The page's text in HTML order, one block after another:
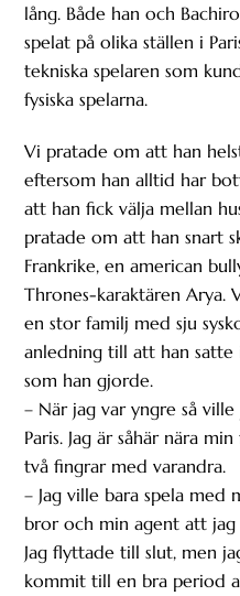
lång. Både han och
spelat på olika ställen i
tekniska spelaren som
fysiska spelarna.
Vi pratade om att han
eftersom han alltid har
att han fick välja mellan
pratade om att han snart
Frankrike, en american
Thrones-karaktären Arya.
en stor familj med sju
anledning till att han satte
som han gjorde.
– När jag var yngre så
Paris. Jag är såhär nära
två fingrar med varandra.
– Jag ville bara spela med
bror och min agent att
Jag flyttade till slut, men
kommit till en bra period